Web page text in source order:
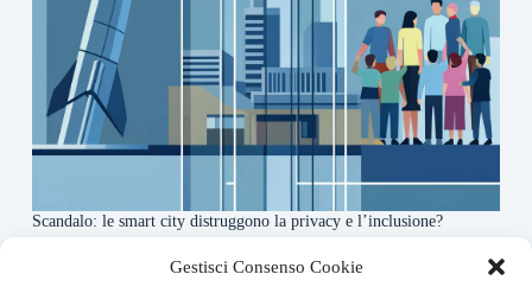
Gestisci Consenso Cookie
Scandalo: le smart city distruggono la privacy e l’inclusione?